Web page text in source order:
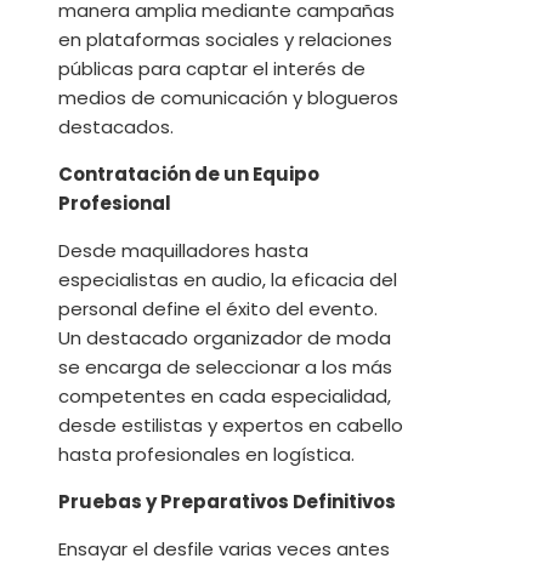
manera amplia mediante campañas
en plataformas sociales y relaciones
públicas para captar el interés de
medios de comunicación y blogueros
destacados.
Contratación de un Equipo
Profesional
Desde maquilladores hasta
especialistas en audio, la eficacia del
personal define el éxito del evento.
Un destacado organizador de moda
se encarga de seleccionar a los más
competentes en cada especialidad,
desde estilistas y expertos en cabello
hasta profesionales en logística.
Pruebas y Preparativos Definitivos
Ensayar el desfile varias veces antes